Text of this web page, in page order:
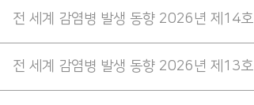
전 세계 감염병 발생 동향 2026년 제14호
전 세계 감염병 발생 동향 2026년 제13호